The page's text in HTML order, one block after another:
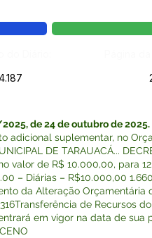
2025, de 24 de outubro de 2025.
adicional suplementar, no
DE TARAUACÁ...
valor de R$ 10.000,00, para
– Diárias – R$10.000,00
da Alteração Orçamentária
de Recursos
em vigor na data de sua